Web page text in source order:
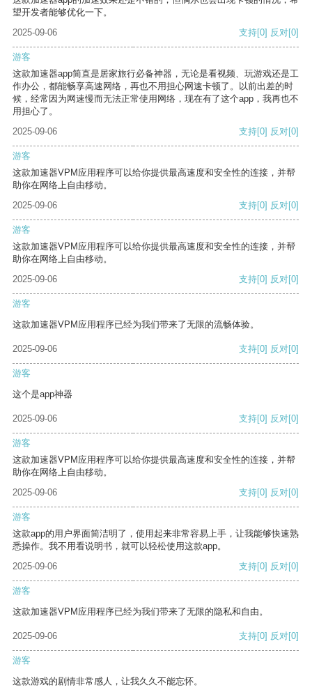
望开发者能够优化一下。
2025-09-06
支持[0] 反对[0]
游客
这款加速器app简直是居家旅行必备神器，无论是看视频、玩游戏还是工
作办公，都能畅享高速网络，再也不用担心网速卡顿了。以前出差的时
候，经常因为网速慢而无法正常使用网络，现在有了这个app，我再也不
用担心了。
2025-09-06
支持[0] 反对[0]
游客
这款加速器VPM应用程序可以给你提供最高速度和安全性的连接，并帮
助你在网络上自由移动。
2025-09-06
支持[0] 反对[0]
游客
这款加速器VPM应用程序可以给你提供最高速度和安全性的连接，并帮
助你在网络上自由移动。
2025-09-06
支持[0] 反对[0]
游客
这款加速器VPM应用程序已经为我们带来了无限的流畅体验。
2025-09-06 支持[0] 反对[0]
游客
这个是app神器
2025-09-06 支持[0] 反对[0]
游客
这款加速器VPM应用程序可以给你提供最高速度和安全性的连接，并帮
助你在网络上自由移动。
2025-09-06
支持[0] 反对[0]
游客
这款app的用户界面简洁明了，使用起来非常容易上手，让我能够快速熟
悉操作。我不用看说明书，就可以轻松使用这款app。
2025-09-06
支持[0] 反对[0]
游客
这款加速器VPM应用程序已经为我们带来了无限的隐私和自由。
2025-09-06 支持[0] 反对[0]
游客
这款游戏的剧情非常感人，让我久久不能忘怀。